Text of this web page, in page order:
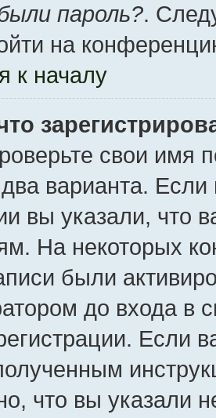
пароль?.
на
к началу
свои имя
варианта.
вы указали, что
На некоторых
были
до входа в
Если
что вы указали